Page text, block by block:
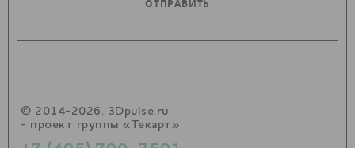
© 2014-2026. 3Dpulse.ru
- проект группы «Текарт»